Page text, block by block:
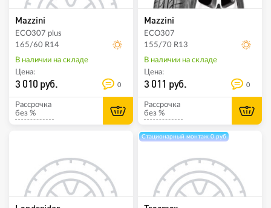
Mazzini
ECO307 plus
165/60 R14
В наличии на складе
Цена:
3 010 руб. 0
Рассрочка
без %
Mazzini
ECO307
155/70 R13
В наличии на складе
Цена:
3 011 руб. 0
Рассрочка
без %
Стационарный монтаж 0 руб